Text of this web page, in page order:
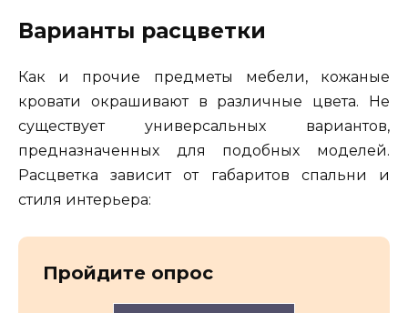
Варианты расцветки
Как и прочие предметы мебели, кожаные
кровати окрашивают в различные цвета. Не
существует универсальных вариантов,
предназначенных для подобных моделей.
Расцветка зависит от габаритов спальни и
стиля интерьера:
Пройдите опрос